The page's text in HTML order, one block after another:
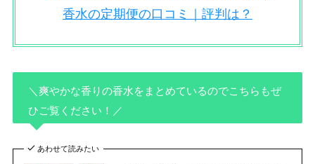
香水の定期便の口コミ｜評判は？
＼爽やかな香りの香水をまとめているのでこちらもぜ
ひご覧ください ！／
あわせて読みたい